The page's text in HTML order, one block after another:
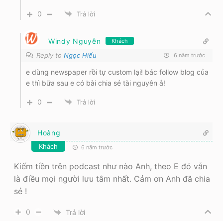
0 Trả lời
Windy Nguyễn Khách
Reply to Ngọc Hiếu 6 năm trước
e dùng newspaper rồi tự custom lại! bác follow blog của
e thì bữa sau e có bài chia sẻ tài nguyên ắ!
0 Trả lời
Hoàng
Khách 6 năm trước
Kiếm tiền trên podcast như nào Anh, theo E đó vẫn
là điều mọi người lưu tâm nhất. Cảm ơn Anh đã chia
sẻ !
0 Trả lời